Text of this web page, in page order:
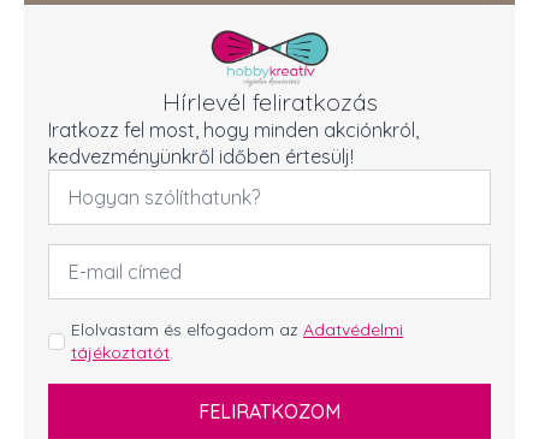
Hírlevél feliratkozás
Iratkozz fel most, hogy minden akciónkról,
kedvezményünkről időben értesülj!
Név
Email
cím
GDPR
*
Elolvastam és elfogadom az Adatvédelmi
tájékoztatót.
FELIRATKOZOM